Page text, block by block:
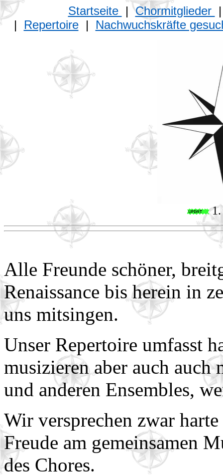
Startseite |Chormitglieder
| Repertoire| Nachwuchskräfte
Alle Freunde schöner,
Renaissance bis herein in
uns mitsingen.
Unser Repertoire umfasst
musizieren aber auch auch
und anderen Ensembles,
Wir versprechen zwar
Freude am gemeinsamen
des Chores.